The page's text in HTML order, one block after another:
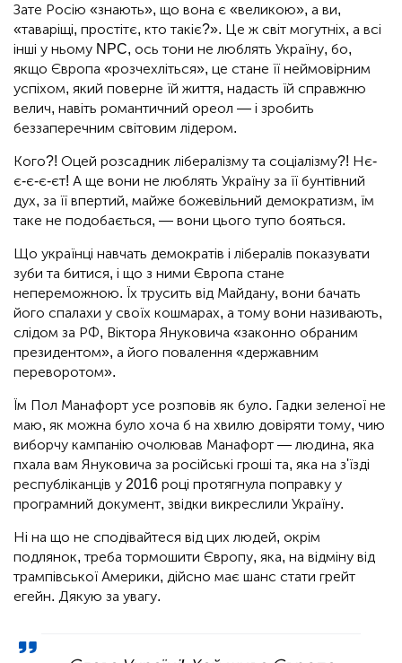
Зате Росію «знають», що вона є «великою», а ви,
«таваріщі, простітє, кто такіє?». Це ж світ могутніх, а всі
інші у ньому NPC, ось тони не люблять Україну, бо,
якщо Європа «розчехліться», це стане її неймовірним
успіхом, який поверне їй життя, надасть їй справжню
велич, навіть романтичний ореол — і зробить
беззаперечним світовим лідером.
Кого?! Оцей розсадник лібералізму та соціалізму?! Нє-
є-є-є-єт! А ще вони не люблять Україну за її бунтівний
дух, за її впертий, майже божевільний демократизм, їм
таке не подобається, — вони цього тупо бояться.
Що українці навчать демократів і лібералів показувати
зуби та битися, і що з ними Європа стане
непереможною. Їх трусить від Майдану, вони бачать
його спалахи у своїх кошмарах, а тому вони називають,
слідом за РФ, Віктора Януковича «законно обраним
президентом», а його повалення «державним
переворотом».
Їм Пол Манафорт усе розповів як було. Гадки зеленої не
маю, як можна було хоча б на хвилю довіряти тому, чию
виборчу кампанію очолював Манафорт — людина, яка
пхала вам Януковича за російські гроші та, яка на з'їзді
республіканців у 2016 році протягнула поправку у
програмний документ, звідки викреслили Україну.
Ні на що не сподівайтеся від цих людей, окрім
подлянок, треба тормошити Європу, яка, на відміну від
трампівської Америки, дійсно має шанс стати грейт
егейн. Дякую за увагу.